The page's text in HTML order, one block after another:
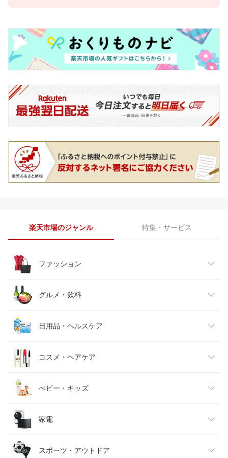
楽天市場のジャンル 特集・サービス
ファッション
レディースファッション
メンズファッション
キッズファッション
ベビーファッション
インナー・下着・ナイトウェア
バッグ・小物・ブランド雑貨
グルメ・飲料
食品
スイーツ・お菓子
水・ソフトドリンク
ビール・洋酒
ワイン
日用品・ヘルスケア
日用品雑貨・文房具・手芸
ダイエット・健康
医薬品・コンタクト・介護
コスメ・ヘアケア
美容・コスメ・香水
べビー・キッズ
キッズ・ベビー・マタニティ
おもちゃ
家電
家電
スポーツ・アウトドア